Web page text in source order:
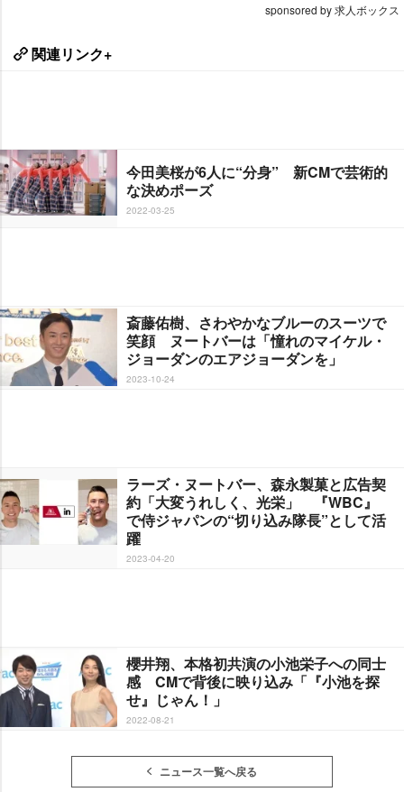
sponsored by 求人ボックス
関連リンク+
今田美桜が6人に“分身” 新CMで芸術的
な決めポーズ
2022-03-25
斎藤佑樹、さわやかなブルーのスーツで
笑顔 ヌートバーは「憧れのマイケル・
ジョーダンのエアジョーダンを」
2023-10-24
ラーズ・ヌートバー、森永製菓と広告契
約「大変うれしく、光栄」 『WBC』
で侍ジャパンの“切り込み隊長”として活
躍
2023-04-20
櫻井翔、本格初共演の小池栄子への同士
感 CMで背後に映り込み「『小池を探
せ』じゃん！」
2022-08-21
ニュース一覧へ戻る